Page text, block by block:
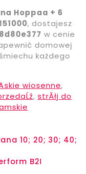
Hoppaa + 6
, dostajesz
w cenie
domowej
każdego
wiosenne,
, strĂłj do
10; 20; 30; 40;
B2I